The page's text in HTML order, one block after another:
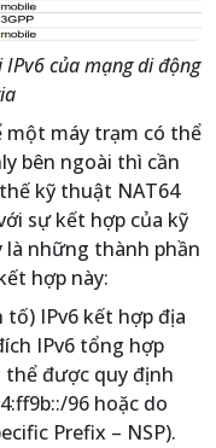
của mạng di động
một máy trạm có thể
bên ngoài thì cần
kỹ thuật NAT64
sự kết hợp của kỹ
là những thành phần
hợp này:
tố) IPv6 kết hợp địa
IPv6 tổng hợp
thể được quy định
96 hoặc do
Prefix – NSP).